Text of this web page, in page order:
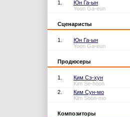
1.
Юн Га-ын
Yoon Ga-eun
Сценаристы
1.
Юн Га-ын
Yoon Ga-eun
Продюсеры
1.
Ким Сэ-хун
Kim Se-hoon
2.
Ким Сун-мо
Kim Soon-mo
Композиторы